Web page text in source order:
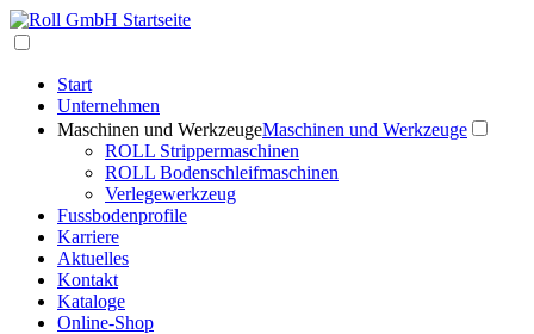
Start
Unternehmen
Maschinen und WerkzeugeMaschinen und Werkzeuge
ROLL Strippermaschinen
ROLL Bodenschleifmaschinen
Verlegewerkzeug
Fussbodenprofile
Karriere
Aktuelles
Kontakt
Kataloge
Online-Shop